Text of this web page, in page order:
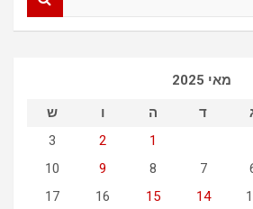
מאי 2025
ד ה ו
ש
1
2
3
7
8
9
10
14
15
16
17